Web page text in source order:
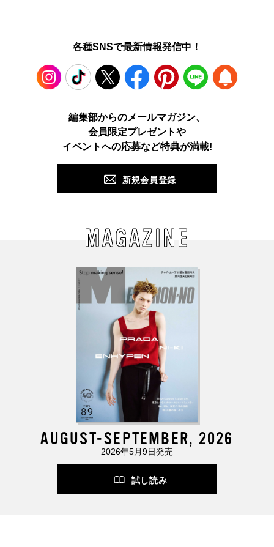
各種SNSで最新情報発信中！
TikTok Facebook Pinterest LINE
編集部からのメールマガジン、
会員限定プレゼントや
イベントへの応募など特典が満載!
新規会員登録
MAGAZINE
AUGUST-SEPTEMBER, 2026
2026年5月9日発売
試し読み